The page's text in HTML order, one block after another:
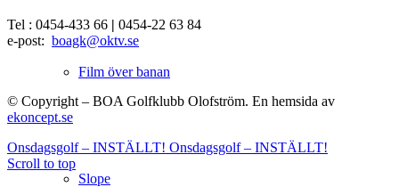
Film över banan
Slope
Tel : 0454-433 66 | 0454-22 63 84
e-post: boagk@oktv.se
© Copyright – BOA Golfklubb Olofström. En hemsida av
ekoncept.se
Onsdagsgolf – INSTÄLLT! Onsdagsgolf – INSTÄLLT!
Scroll to top